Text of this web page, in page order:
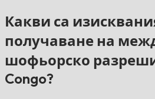
Какви са
получаване на
шофьорско
Congo?